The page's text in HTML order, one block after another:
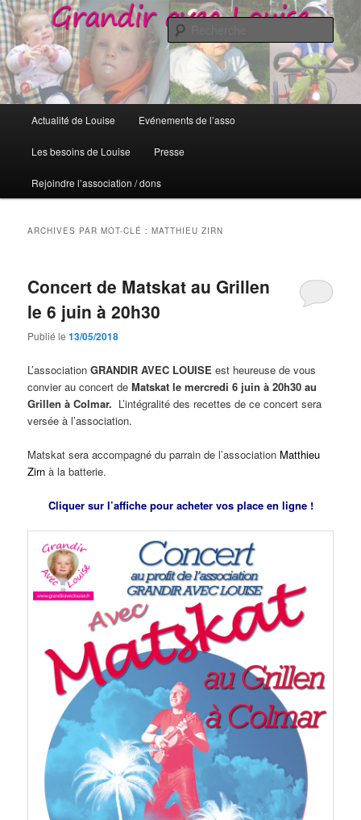
Grandir avec Louise
Grandir avec Louise
principal
Aller
au
contenu
principal
Aller
au
contenu
secondaire
Actualité de Louise Evénements de l’asso
Les besoins de Louise Presse
Rejoindre l’association / dons
ARCHIVES PAR MOT-CLÉ :MATTHIEU ZIRN
Concert de Matskat au Grillen
le 6 juin à 20h30
Publié le13/05/2018
L’associationGRANDIR AVEC LOUISE est heureuse de vous
convier au concert deMatskat le mercredi 6 juin à 20h30 au
Grillen à Colmar. L’intégralité des recettes de ce concert sera
versée à l’association.
Matskat sera accompagné du parrain de l’association Matthieu
Zirn à la batterie.
Cliquer sur l’affiche pour acheter vos place en ligne !